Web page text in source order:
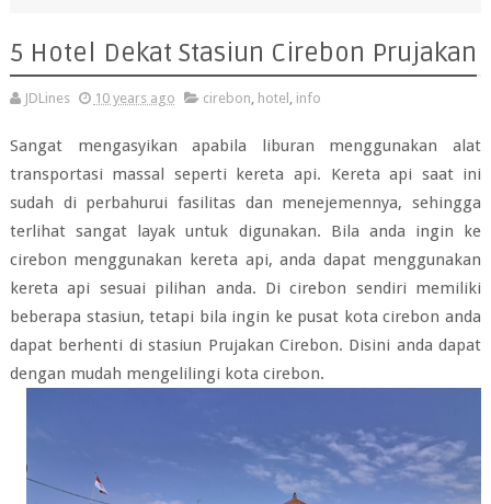
5 Hotel Dekat Stasiun Cirebon Prujakan
JDLines 10 years ago cirebon, hotel , info
Sangat mengasyikan apabila liburan menggunakan alat
transportasi massal seperti kereta api. Kereta api saat ini
sudah di perbahurui fasilitas dan menejemennya, sehingga
terlihat sangat layak untuk digunakan. Bila anda ingin ke
cirebon menggunakan kereta api, anda dapat menggunakan
kereta api sesuai pilihan anda. Di cirebon sendiri memiliki
beberapa stasiun, tetapi bila ingin ke pusat kota cirebon anda
dapat berhenti di stasiun Prujakan Cirebon. Disini anda dapat
dengan mudah mengelilingi kota cirebon.